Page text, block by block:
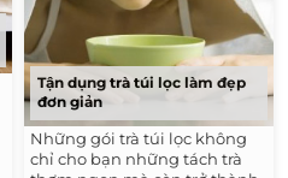
Tận dụng trà túi lọc làm đẹp
đơn giản
Những gói trà túi lọc không
chỉ cho bạn những tách trà